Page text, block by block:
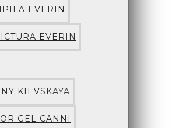
EVERIN
EVERIN
KIEVSKAYA
GEL CANNI